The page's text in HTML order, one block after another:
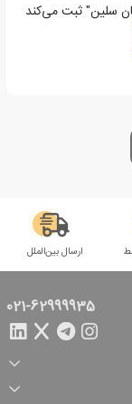
سلین" ثبت می‌کند
ارسال بین‌الملل
021-62999935